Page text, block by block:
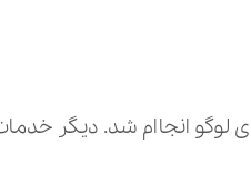
انجاام شد. دیگر